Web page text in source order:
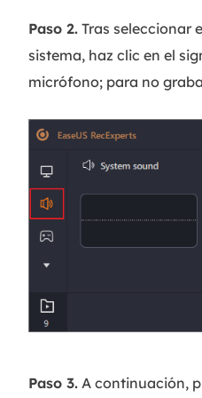
Paso 2. Tras seleccionar
sistema, haz clic en el
micrófono; para no
Paso 3. A continuación,